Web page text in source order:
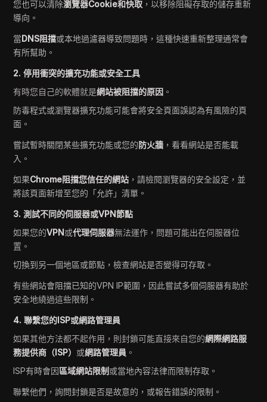
您也可以清除瀏覽器Cookie和快取 ，以移除阻礙存取的儲存重新
導向。
當DNS阻擋或本地過濾器導致問題時，這種快速重新整理通常會
有所幫助。
2. 停用衝突的擴充功能或安全工具
有時您自己的軟體就是網站被阻擋的原因 。
防毒程式或瀏覽器擴充功能可能會將安全頁面誤認為有風險的頁
面。
嘗試暫時關閉某些擴充功能或您的防火牆 ，看看網站是否能載
入。
如果Chrome阻擋您信任的網站 ，請檢閱瀏覽器的安全設定，並
將該頁面新增至您的「允許」清單。
3. 測試不同的伺服器或VPN節點
如果您的VPN或代理伺服器無法運作，問題可能出在伺服器位
置。
切換到另一個地區或節點，檢查網站是否變得可存取。
有些網站會阻擋已知的VPN IP範圍，因此嘗試多個伺服器有助於
安全地繞過這些限制。
4. 聯繫您的ISP或網路管理員
如果其他方法都不起作用，則封鎖可能直接來自您的網際網路服
務提供商（ISP） 或網路管理員 。
ISP有時會因區域網站限制 或當地內容法律而限制存取。
聯繫他們，詢問封鎖是否是故意的，或報告錯誤的限制。